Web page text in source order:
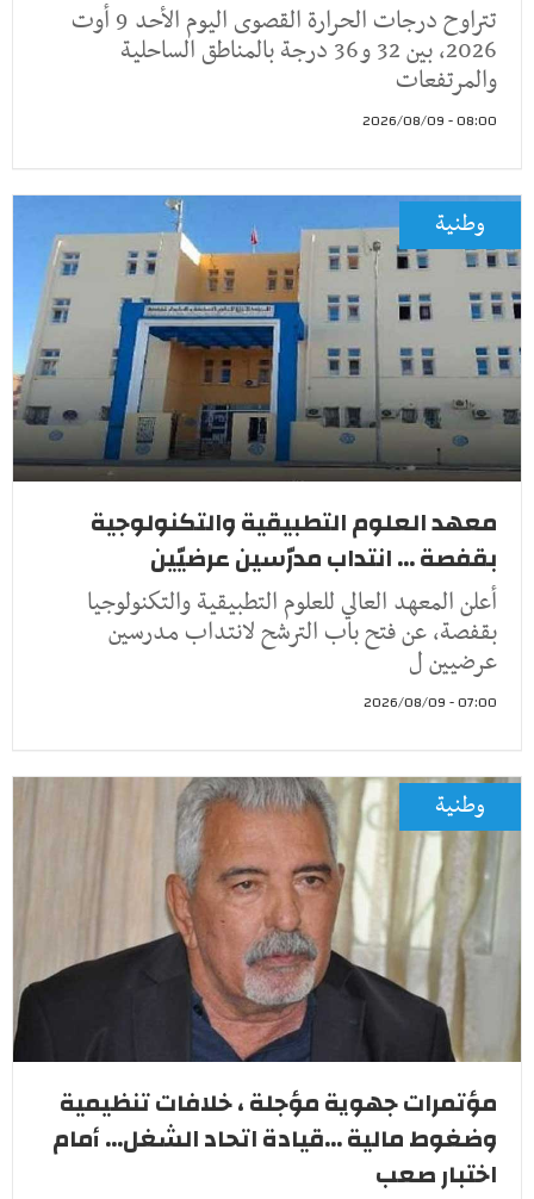
تتراوح درجات الحرارة القصوى اليوم الأحد 9 أوت
2026، بين 32 و36 درجة بالمناطق الساحلية
والمرتفعات
08:00 - 2026/08/09
وطنية
معهد العلوم التطبيقية والتكنولوجية
بقفصة ... انتداب مدرّسين عرضيّين
أعلن المعهد العالي للعلوم التطبيقية والتكنولوجيا
بقفصة، عن فتح باب الترشح لانتداب مدرسين
عرضيين ل
07:00 - 2026/08/09
وطنية
مؤتمرات جهوية مؤجلة ، خلافات تنظيمية
وضغوط مالية ...قيادة اتحاد الشغل... أمام
اختبار صعب